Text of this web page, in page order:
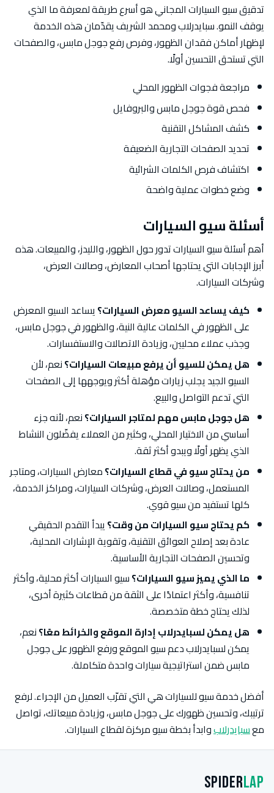
تدقيق سيو السيارات المجاني هو أسرع طريقة لمعرفة ما الذي
يوقف النمو. سبايدرلاب ومحمد الشريف يقدّمان هذه الخدمة
لإظهار أماكن فقدان الظهور، وفرص رفع جوجل مابس، والصفحات
التي تستحق التحسين أولًا.
مراجعة فجوات الظهور المحلي
فحص قوة جوجل مابس والبروفايل
كشف المشاكل التقنية
تحديد الصفحات التجارية الضعيفة
اكتشاف فرص الكلمات الشرائية
وضع خطوات عملية واضحة
أسئلة سيو السيارات
أهم أسئلة سيو السيارات تدور حول الظهور، والليدز، والمبيعات. هذه
أبرز الإجابات التي يحتاجها أصحاب المعارض، وصالات العرض،
وشركات السيارات.
كيف يساعد السيو معرض السيارات؟يساعد السيو المعرض
على الظهور في الكلمات عالية النية، والظهور في جوجل مابس،
وجذب عملاء محليين، وزيادة الاتصالات والاستفسارات.
هل يمكن للسيو أن يرفع مبيعات السيارات؟نعم، لأن
السيو الجيد يجلب زيارات مؤهلة أكثر ويوجهها إلى الصفحات
التي تدعم التواصل والبيع.
هل جوجل مابس مهم لمتاجر السيارات؟نعم، لأنه جزء
أساسي من الاختيار المحلي، وكثير من العملاء يفضّلون النشاط
الذي يظهر أولًا ويبدو أكثر ثقة.
من يحتاج سيو في قطاع السيارات؟معارض السيارات، ومتاجر
المستعمل، وصالات العرض، وشركات السيارات، ومراكز الخدمة،
كلها تستفيد من سيو قوي.
كم يحتاج سيو السيارات من وقت؟يبدأ التقدم الحقيقي
عادة بعد إصلاح العوائق التقنية، وتقوية الإشارات المحلية،
وتحسين الصفحات التجارية الأساسية.
ما الذي يميز سيو السيارات؟سيو السيارات أكثر محلية، وأكثر
تنافسية، وأكثر اعتمادًا على الثقة من قطاعات كثيرة أخرى،
لذلك يحتاج خطة متخصصة.
هل يمكن لسبايدرلاب إدارة الموقع والخرائط معًا؟نعم،
يمكن لسبايدرلاب دعم سيو الموقع ورفع الظهور على جوجل
مابس ضمن استراتيجية سيارات واحدة متكاملة.
أفضل خدمة سيو للسيارات هي التي تقرّب العميل من الإجراء. لرفع
ترتيبك، وتحسين ظهورك على جوجل مابس، وزيادة مبيعاتك، تواصل
معسبايدرلابوابدأ بخطة سيو مركزة لقطاع السيارات.
SpiderLap